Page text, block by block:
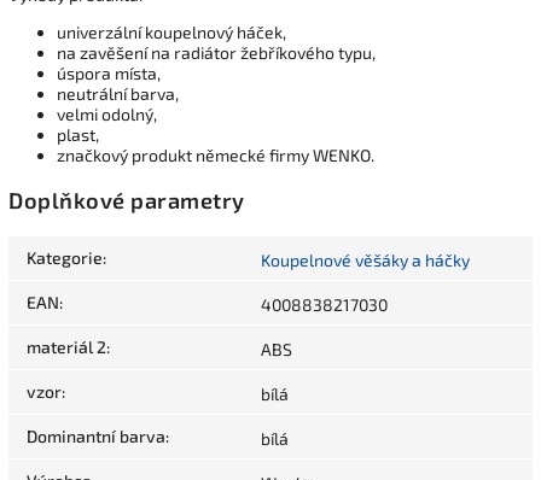
univerzální koupelnový háček,
na zavěšení na radiátor žebříkového typu,
úspora místa,
neutrální barva,
velmi odolný,
plast,
značkový produkt německé firmy WENKO.
Doplňkové parametry
Kategorie: Koupelnové věšáky a háčky
EAN: 4008838217030
materiál 2: ABS
vzor: bílá
Dominantní barva: bílá